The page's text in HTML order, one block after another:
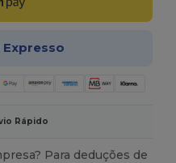
Rápido
Para deduções de